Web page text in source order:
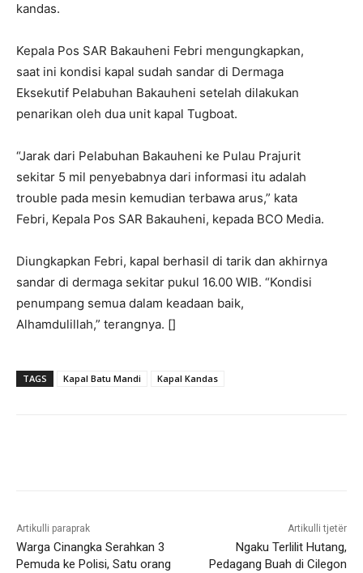
kandas.
Kepala Pos SAR Bakauheni Febri mengungkapkan,
saat ini kondisi kapal sudah sandar di Dermaga
Eksekutif Pelabuhan Bakauheni setelah dilakukan
penarikan oleh dua unit kapal Tugboat.
“Jarak dari Pelabuhan Bakauheni ke Pulau Prajurit
sekitar 5 mil penyebabnya dari informasi itu adalah
trouble pada mesin kemudian terbawa arus,” kata
Febri, Kepala Pos SAR Bakauheni, kepada BCO Media.
Diungkapkan Febri, kapal berhasil di tarik dan akhirnya
sandar di dermaga sekitar pukul 16.00 WIB. “Kondisi
penumpang semua dalam keadaan baik,
Alhamdulillah,” terangnya. []
TAGS Kapal Batu Mandi Kapal Kandas
Artikulli paraprak
Warga Cinangka Serahkan 3
Pemuda ke Polisi, Satu orang
Artikulli tjetër
Ngaku Terlilit Hutang,
Pedagang Buah di Cilegon